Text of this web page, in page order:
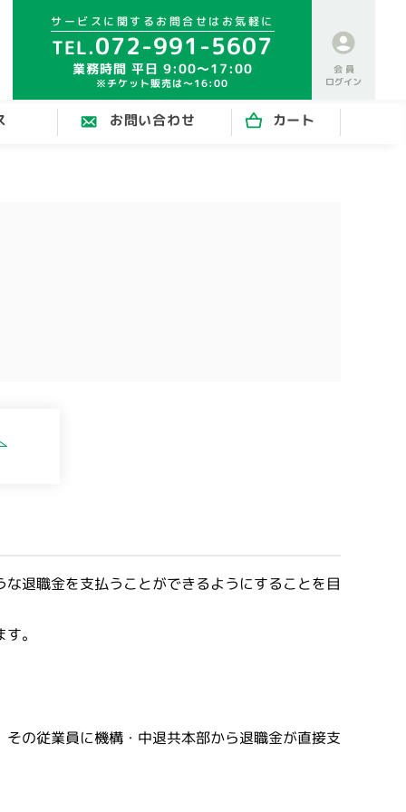
サービスに関するお問合せはお気軽に
072-991-5607
業務時間 平日 9:00～17:00
※チケット販売は～16:00
会 員
ログイン
お問い合わせ カート
退職金を支払うことができるようにすることを目
。
の従業員に機構・中退共本部から退職金が直接支